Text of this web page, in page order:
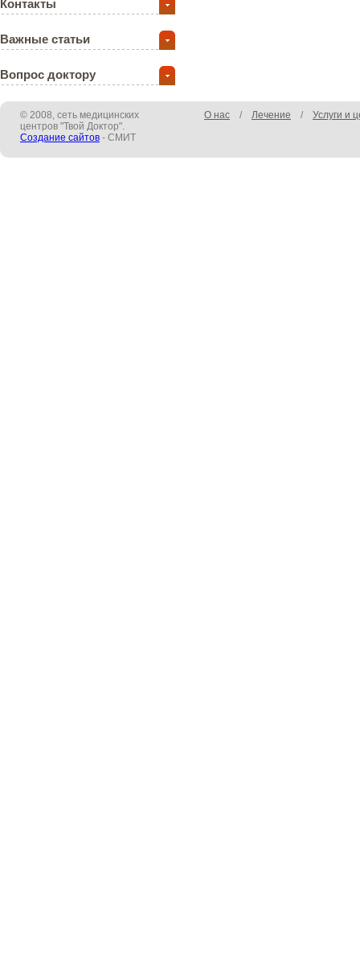
Контакты
Важные статьи
Вопрос доктору
© 2008, сеть медицинских
центров "Твой Доктор".
Создание сайтов - СМИТ
О нас / Лечение / Услуги и